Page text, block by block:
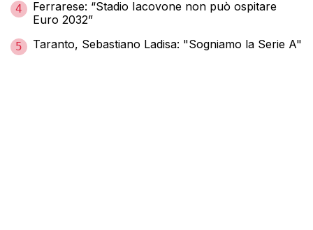
4
Ferrarese: “Stadio Iacovone non può ospitare
Euro 2032”
5 Taranto, Sebastiano Ladisa: "Sogniamo la Serie A"